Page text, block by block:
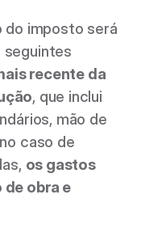
do imposto será
seguintes
recente da
, que inclui
mão de
caso de
os gastos
de obra e